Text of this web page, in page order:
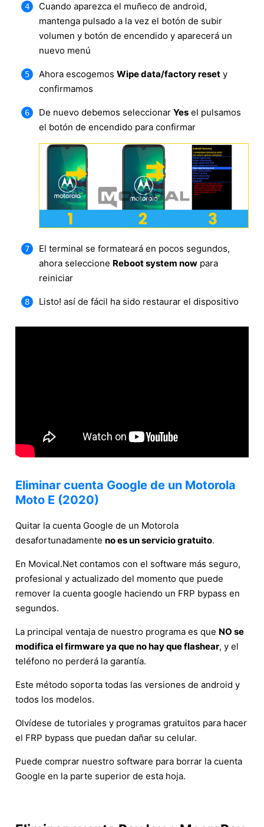
Cuando aparezca el muñeco de android,
mantenga pulsado a la vez el botón de subir
volumen y botón de encendido y aparecerá un
nuevo menú
Ahora escogemos Wipe data/factory reset y
confirmamos
De nuevo debemos seleccionar Yes el pulsamos
el botón de encendido para confirmar
El terminal se formateará en pocos segundos,
ahora seleccione Reboot system now para
reiniciar
Listo! así de fácil ha sido restaurar el dispositivo
Eliminar cuenta Google de un Motorola
Moto E (2020)
Quitar la cuenta Google de un Motorola
desafortunadamente no es un servicio gratuito.
En Movical.Net contamos con el software más seguro,
profesional y actualizado del momento que puede
remover la cuenta google haciendo un FRP bypass en
segundos.
La principal ventaja de nuestro programa es que NO se
modifica el firmware ya que no hay que flashear, y el
teléfono no perderá la garantía.
Este método soporta todas las versiones de android y
todos los modelos.
Olvídese de tutoriales y programas gratuitos para hacer
el FRP bypass que puedan dañar su celular.
Puede comprar nuestro software para borrar la cuenta
Google en la parte superior de esta hoja.